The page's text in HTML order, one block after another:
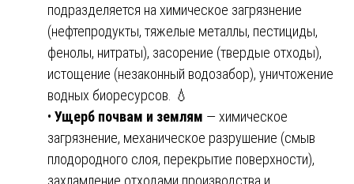
подразделяется на химическое загрязнение
(нефтепродукты, тяжелые металлы, пестициды,
фенолы, нитраты), засорение (твердые отходы),
истощение (незаконный водозабор), уничтожение
водных биоресурсов. 💧
• Ущерб почвам и землям — химическое
загрязнение, механическое разрушение (смыв
плодородного слоя, перекрытие поверхности),
захламление отходами производства и